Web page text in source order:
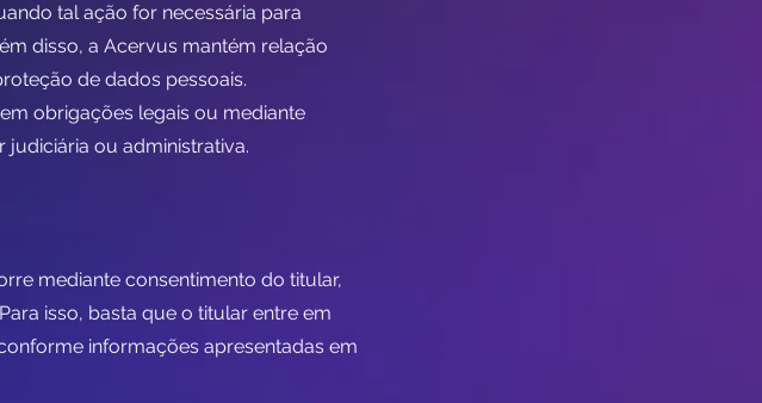
tal ação for necessária para
disso, a Acervus mantém relação
de dados pessoais.
obrigações legais ou mediante
ou administrativa.
mediante consentimento do titular,
isso, basta que o titular entre em
informações apresentadas em